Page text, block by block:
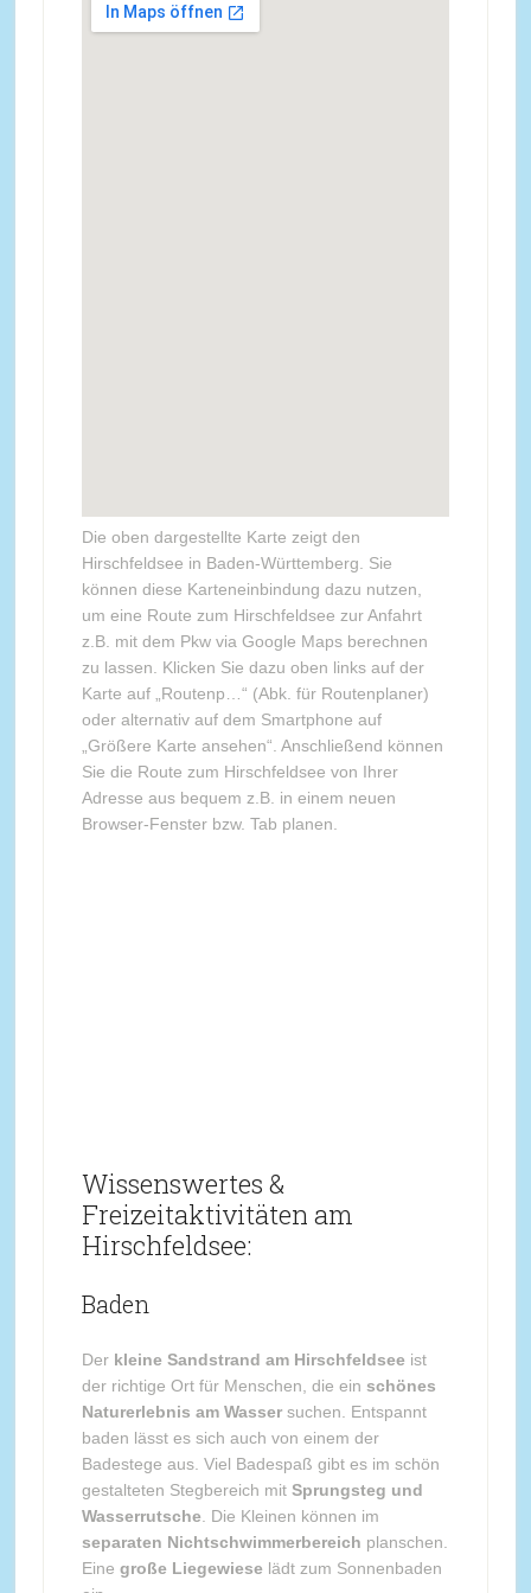
Die oben dargestellte Karte zeigt den
Hirschfeldsee in Baden-Württemberg. Sie
können diese Karteneinbindung dazu nutzen,
um eine Route zum Hirschfeldsee zur Anfahrt
z.B. mit dem Pkw via Google Maps berechnen
zu lassen. Klicken Sie dazu oben links auf der
Karte auf „Routenp…“ (Abk. für Routenplaner)
oder alternativ auf dem Smartphone auf
„Größere Karte ansehen“. Anschließend können
Sie die Route zum Hirschfeldsee von Ihrer
Adresse aus bequem z.B. in einem neuen
Browser-Fenster bzw. Tab planen.
Wissenswertes &
Freizeitaktivitäten am
Hirschfeldsee:
Baden
Der kleine Sandstrand am Hirschfeldsee ist
der richtige Ort für Menschen, die ein schönes
Naturerlebnis am Wassersuchen. Entspannt
baden lässt es sich auch von einem der
Badestege aus. Viel Badespaß gibt es im schön
gestalteten Stegbereich mit Sprungsteg und
Wasserrutsche . Die Kleinen können im
separaten Nichtschwimmerbereich planschen.
Eine große Liegewiese lädt zum Sonnenbaden